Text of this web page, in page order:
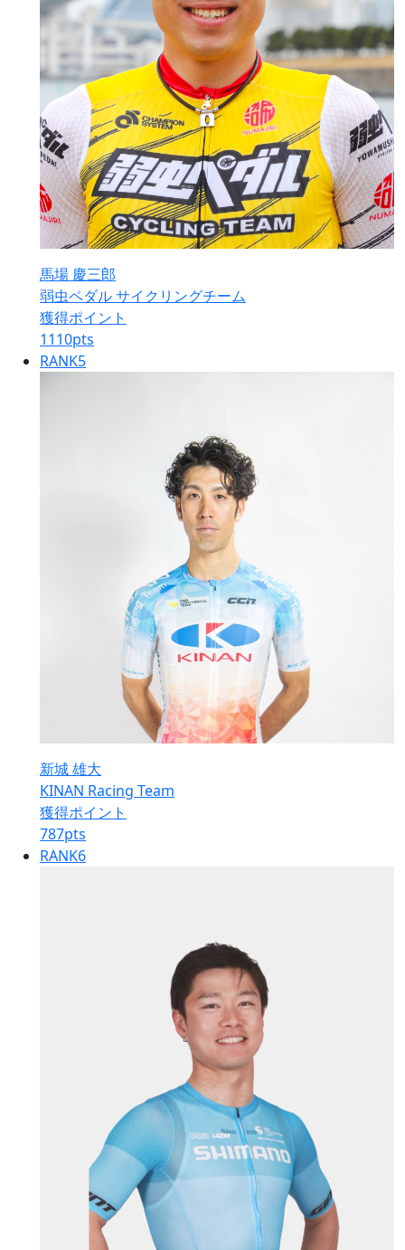
馬場 慶三郎
弱虫ペダル サイクリングチーム
獲得ポイント
1110pts
RANK5
新城 雄大
KINAN Racing Team
獲得ポイント
787pts
RANK6